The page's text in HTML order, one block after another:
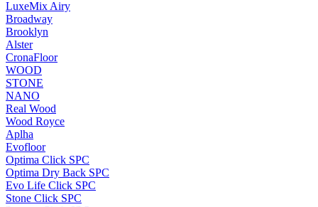
LuxeMix Airy
Broadway
Brooklyn
Alster
CronaFloor
WOOD
STONE
NANO
Real Wood
Wood Royce
Aplha
Evofloor
Optima Click SPC
Optima Dry Back SPC
Evo Life Click SPC
Stone Click SPC